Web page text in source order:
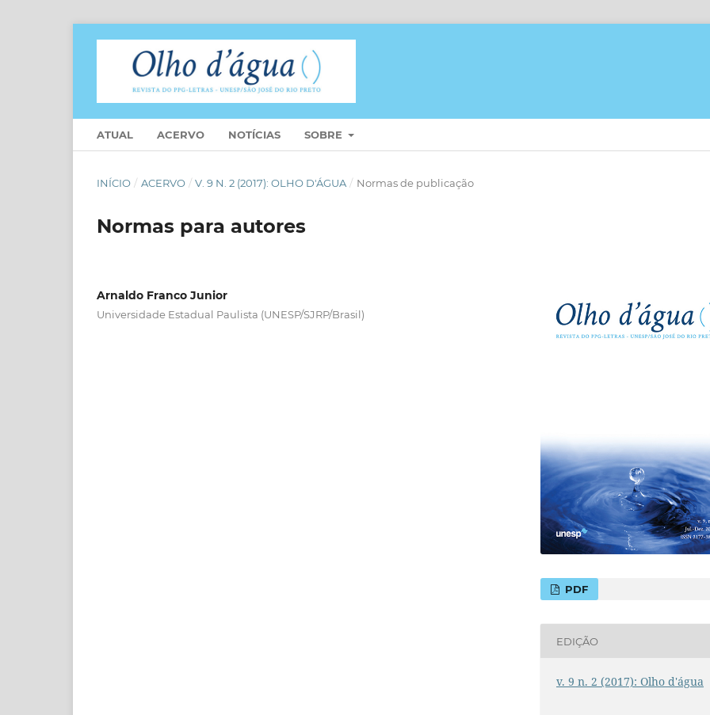
ATUAL ACERVO NOTÍCIAS SOBRE
INÍCIO / ACERVO / V. 9 N. 2 (2017): OLHO D'ÁGUA / Normas de publicação
Normas para autores
Arnaldo Franco Junior
Universidade Estadual Paulista (UNESP/SJRP/Brasil)
PDF
EDIÇÃO
v. 9 n. 2 (2017): Olho d'água